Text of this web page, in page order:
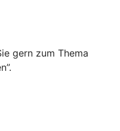
gern zum Thema